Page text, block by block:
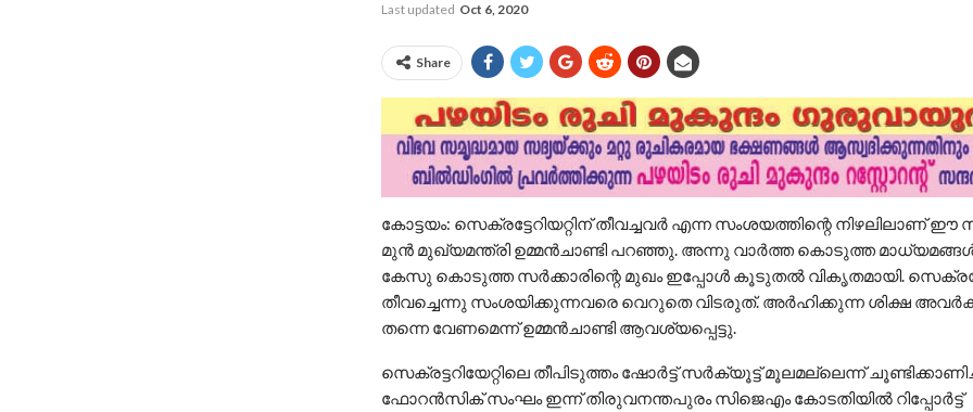
Last updated Oct 6, 2020
Share
കോട്ടയം: സെക്രട്ടേറിയറ്റിന് തീവച്ചവര്‍ എന്ന സംശയത്തിന്റെ നിഴലിലാണ് ഈ
മുന്‍ മുഖ്യമന്ത്രി ഉമ്മന്‍ചാണ്ടി പറഞ്ഞു. അന്നു വാര്‍ത്ത കൊടുത്ത
കേസു കൊടുത്ത സര്‍ക്കാരിന്റെ മുഖം ഇപ്പോള്‍ കൂടുതല്‍ വികൃതമായി.
തീവച്ചെന്നു സംശയിക്കുന്നവരെ വെറുതെ വിടരുത്. അര്‍ഹിക്കുന്ന ശിക്ഷ
തന്നെ വേണമെന്ന് ഉമ്മന്‍ചാണ്ടി ആവശ്യപ്പെട്ടു.
സെക്രട്ടറിയേറ്റിലെ തീപിടുത്തം ഷോര്‍ട്ട് സര്‍ക്യൂട്ട് മൂലമല്ലെന്ന്
ഫോറന്‍സിക് സംഘം ഇന്ന് തിരുവനന്തപുരം സിജെഎം കോടതിയില്‍ റിപ്പോര്‍ട്ട്